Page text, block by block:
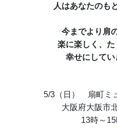
人はあなたのも
今までより肩
楽に楽しく、
幸せにしてい
5/3（日） 扇町ミ
大阪府大阪市
13時～